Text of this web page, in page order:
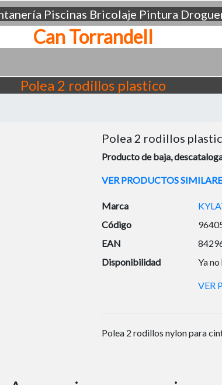
Piscinas Bricolaje Pintura
Can Torrandell
Polea 2 rodillos plastico
Polea 2 rodillos
Producto de baja,
VER PRODUCTOS
Marca
Código
EAN
Disponibilidad
Ya
VER
Polea 2 rodillos nylon para